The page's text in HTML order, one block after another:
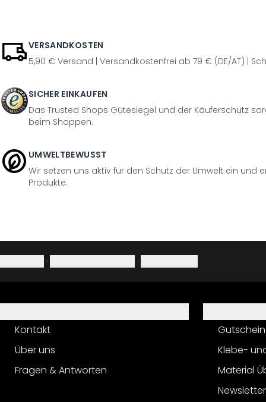
VERSANDKOSTEN
5,90 € Versand | Versandkostenfrei ab 79 € (DE/AT) |
SICHER EINKAUFEN
Das Trusted Shops Gütesiegel und der Käuferschutz
beim Shoppen.
UMWELTBEWUSST
Wir setzen uns aktiv für den Schutz der Umwelt ein und
Produkte.
· ·
Kontakt
Über uns
Fragen & Antworten
Klebe-
Material